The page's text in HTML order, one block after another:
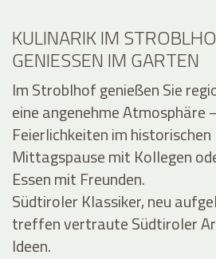
KULINARIK IM
GENIESSEN IM GARTEN
Im Stroblhof genießen Sie
eine angenehme Atmosphäre
Feierlichkeiten im
Mittagspause mit Kollegen
Essen mit Freunden.
Südtiroler Klassiker, neu
treffen vertraute Südtiroler
Ideen.